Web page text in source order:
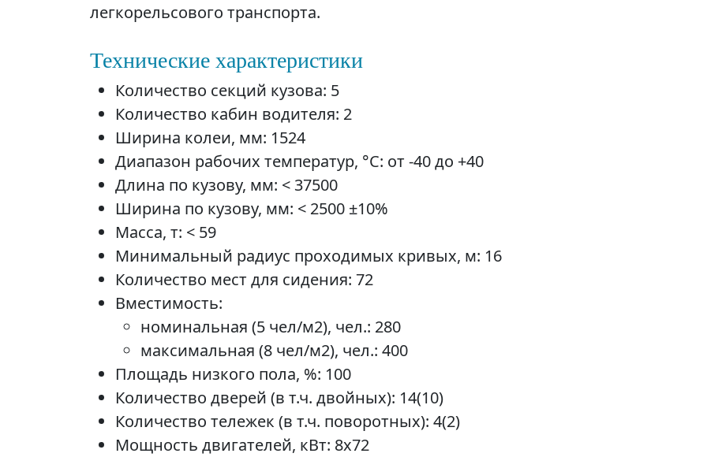
легкорельсового транспорта.
Технические характеристики
Количество секций кузова: 5
Количество кабин водителя: 2
Ширина колеи, мм: 1524
Диапазон рабочих температур, °С: от -40 до +40
Длина по кузову, мм: < 37500
Ширина по кузову, мм: < 2500 ±10%
Масса, т: < 59
Минимальный радиус проходимых кривых, м: 16
Количество мест для сидения: 72
Вместимость:
номинальная (5 чел/м2), чел.: 280
максимальная (8 чел/м2), чел.: 400
Площадь низкого пола, %: 100
Количество дверей (в т.ч. двойных): 14(10)
Количество тележек (в т.ч. поворотных): 4(2)
Мощность двигателей, кВт: 8x72